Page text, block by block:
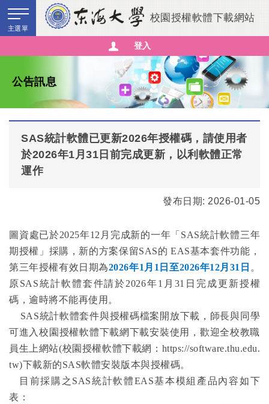
主選單
校園授權軟體下載網站
登入
尚未登入
公告訊息
校園軟體使用手冊、授權軟體與授權影片下載
微軟校園授權方案
軟體安裝與驗證
校園授權軟體清單
常見Q&A
公告訊息
SAS統計軟體已更新2026年授權碼，請使用者
於2026年1月31日前完成更新，以利軟體正常
運作
發布日期: 2026-01-05
圖資處已於2025年12 月完成新的一年「 SAS統計軟體三年
期授權」採購，新的方案保留SAS的 EAS基本套件功能，
第三年授權有效日期為2026年1 月 1 日至2026年12月 31 日 。
原SAS統計軟體套件請於 2026年1 月 31 日完成更新授權
碼，逾時將不能再使用。
SAS統計軟體套件與授權碼檔案 開放下載，師長與同學
可進入校園授權軟體下載網下載安裝使用，歡迎全校教職
員生上網站(校園授權軟體下載網： https://software.thu.edu.
tw)下載新的SAS軟體安裝版本與授權碼。
目前採購之 SAS統計軟體EAS基本模組產品內容如下
表：